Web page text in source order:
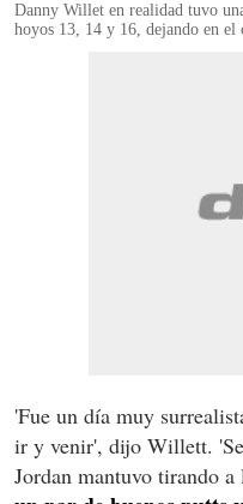
Danny Willet en realidad tuvo
hoyos 13, 14 y 16, dejando en el
'Fue un día muy
ir y venir', dijo Willett.
Jordan mantuvo tirando a